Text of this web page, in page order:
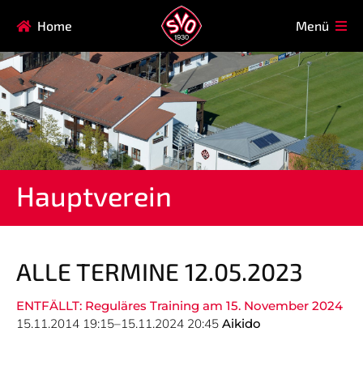
Home Menü
Hauptverein
ALLE TERMINE 12.05.2023
ENTFÄLLT: Reguläres Training am 15. November 2024
15.11.2014 19:15–15.11.2024 20:45 Aikido
Navigation
überspringen
HAUPTVEREIN
MITGLIEDSCHAFT
FAQ
Navigation
überspringen
AIKIDO
EISSTOCK
FITNESSKURSE
FUSSBALL
GARDE
GESUNDHEITSSPORT
KINDERTURNEN
KYUDO
REHASPORT
TAEKWONDO
TENNIS
Navigation
überspringen
SVO
INFO